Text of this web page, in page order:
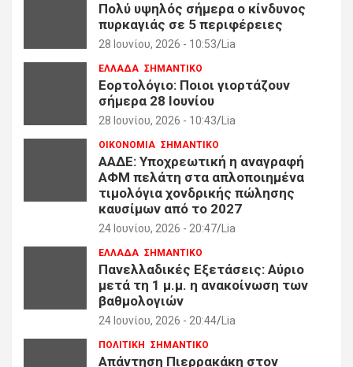
Πολύ υψηλός σήμερα ο κίνδυνος
πυρκαγιάς σε 5 περιφέρειες
28 Ιουνίου, 2026 - 10:53 Lia
ΕΛΛΑΔΑ ΣΗΜΑΝΤΙΚΟ
Εορτολόγιο: Ποιοι γιορτάζουν
σήμερα 28 Ιουνίου
28 Ιουνίου, 2026 - 10:43 Lia
ΟΙΚΟΝΟΜΙΑ ΣΗΜΑΝΤΙΚΟ
ΑΑΔΕ: Υποχρεωτική η αναγραφή
ΑΦΜ πελάτη στα απλοποιημένα
τιμολόγια χονδρικής πώλησης
καυσίμων από το 2027
24 Ιουνίου, 2026 - 20:47 Lia
ΕΛΛΑΔΑ ΣΗΜΑΝΤΙΚΟ
Πανελλαδικές Εξετάσεις: Αύριο
μετά τη 1 μ.μ. η ανακοίνωση των
βαθμολογιών
24 Ιουνίου, 2026 - 20:44 Lia
ΠΟΛΙΤΙΚΗ ΣΗΜΑΝΤΙΚΟ
Απάντηση Πιερρακάκη στον